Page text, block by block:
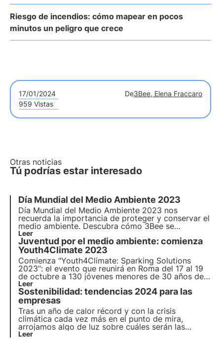
Riesgo de incendios: cómo mapear en pocos
minutos un peligro que crece
17/01/2024 De3Bee, Elena Fraccaro
959 Vistas
Otras noticias
Tú podrías estar interesado
Día Mundial del Medio Ambiente 2023
Día Mundial del Medio Ambiente 2023 nos
recuerda la importancia de proteger y conservar el
medio ambiente. Descubra cómo 3Bee se
compromete concretamente con la
del medio ambientey la protección de la
biodiversidad en Día Mundial del Medio Ambiente
Leer
Juventud por el medio ambiente: comienza
Youth4Climate 2023
Comienza "Youth4Climate: Sparking Solutions
2023": el evento que reunirá en Roma del 17 al 19
de octubre a 130 jóvenes menores de 30 años de
63 países para debatir sobre la acción por el clima.
Estará dirigido por Mase junto con el Centro del
Programa de las Naciones Unidas para el
Desarrollo (PNUD).
Leer
Sostenibilidad: tendencias 2024 para las
empresas
Tras un año de calor récord y con la crisis
climática cada vez más en el punto de mira,
arrojamos algo de luz sobre cuáles serán las
tendencias de sostenibilidad para el mundo
Leer